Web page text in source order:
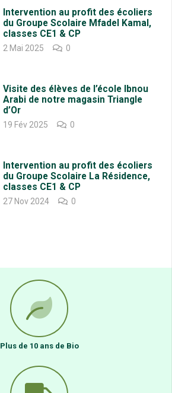
Intervention au profit des écoliers
du Groupe Scolaire Mfadel Kamal,
classes CE1 & CP
2 Mai 2025 0
Visite des élèves de l’école Ibnou
Arabi de notre magasin Triangle
d’Or
19 Fév 2025 0
Intervention au profit des écoliers
du Groupe Scolaire La Résidence,
classes CE1 & CP
27 Nov 2024 0
Plus de 10 ans de Bio